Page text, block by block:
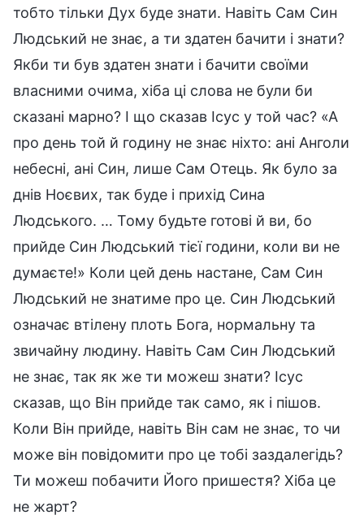
тобто тільки Дух буде знати. Навіть Сам Син
Людський не знає, а ти здатен бачити і знати?
Якби ти був здатен знати і бачити своїми
власними очима, хіба ці слова не були би
сказані марно? І що сказав Ісус у той час? «А
про день той й годину не знає ніхто: ані Анголи
небесні, ані Син, лише Сам Отець. Як було за
днів Ноєвих, так буде і прихід Сина
Людського. … Тому будьте готові й ви, бо
прийде Син Людський тієї години, коли ви не
думаєте!» Коли цей день настане, Сам Син
Людський не знатиме про це. Син Людський
означає втілену плоть Бога, нормальну та
звичайну людину. Навіть Сам Син Людський
не знає, так як же ти можеш знати? Ісус
сказав, що Він прийде так само, як і пішов.
Коли Він прийде, навіть Він сам не знає, то чи
може він повідомити про це тобі заздалегідь?
Ти можеш побачити Його пришестя? Хіба це
не жарт?